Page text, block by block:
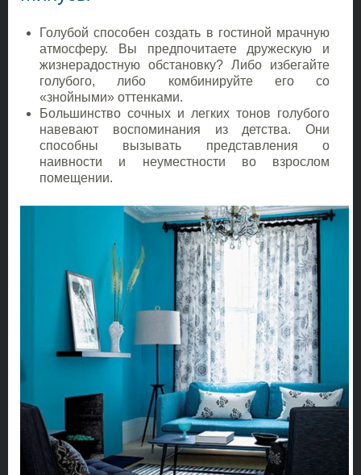
Голубой способен создать в гостиной мрачную
атмосферу. Вы предпочитаете дружескую и
жизнерадостную обстановку? Либо избегайте
голубого, либо комбинируйте его со
«знойными» оттенками.
Большинство сочных и легких тонов голубого
навевают воспоминания из детства. Они
способны вызывать представления о
наивности и неуместности во взрослом
помещении.